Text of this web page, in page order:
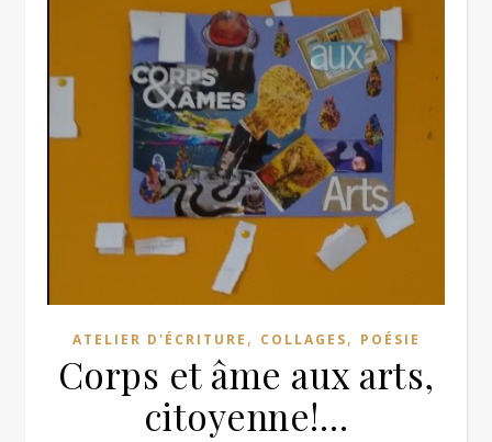
ATELIER D'ÉCRITURE , COLLAGES, POÉSIE
Corps et âme aux arts,
citoyenne!…